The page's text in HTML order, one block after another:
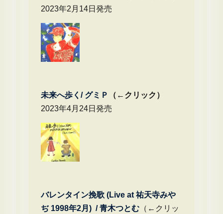
2023年2月14日発売
未来へ歩く/ グミＰ
（←クリック）
2023年4月24日発売
バレンタイン挽歌 (Live at 祐天寺みや
ぢ 1998年2月) / 青木つとむ（←クリッ